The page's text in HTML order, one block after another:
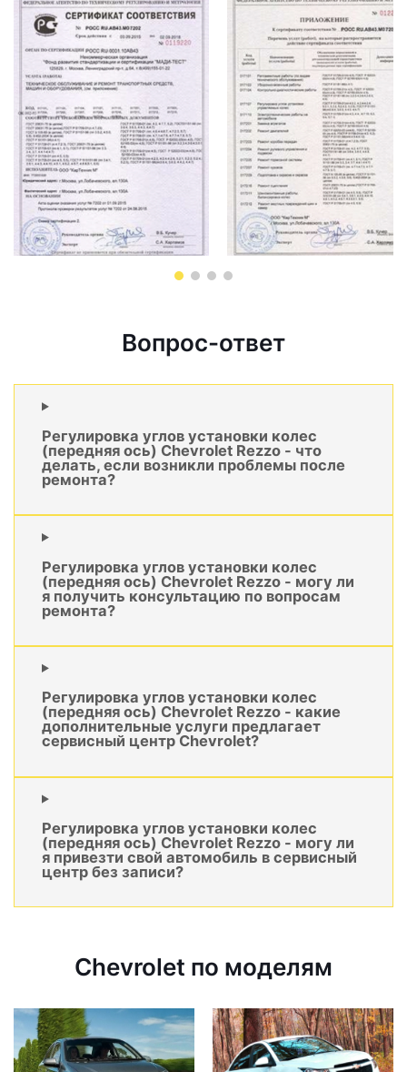
Вопрос-ответ
Регулировка углов установки колес
(передняя ось) Chevrolet Rezzo - что
делать, если возникли проблемы после
ремонта?
Регулировка углов установки колес
(передняя ось) Chevrolet Rezzo - могу ли
я получить консультацию по вопросам
ремонта?
Регулировка углов установки колес
(передняя ось) Chevrolet Rezzo - какие
дополнительные услуги предлагает
сервисный центр Chevrolet?
Регулировка углов установки колес
(передняя ось) Chevrolet Rezzo - могу ли
я привезти свой автомобиль в сервисный
центр без записи?
Chevrolet по моделям